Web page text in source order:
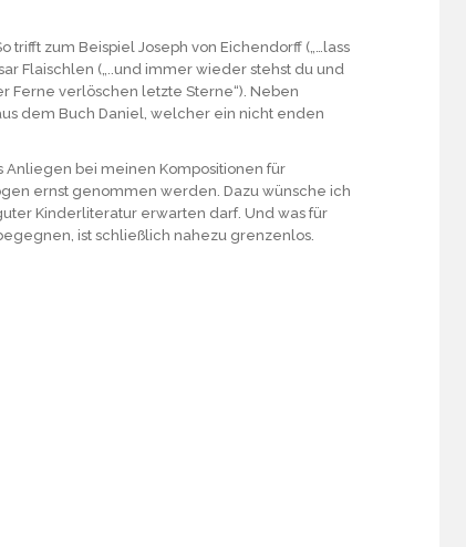
zum Beispiel Joseph von Eichendorff („…lass
Flaischlen („..und immer wieder stehst du und
Ferne verlöschen letzte Sterne“). Neben
dem Buch Daniel, welcher ein nicht enden
Anliegen bei meinen Kompositionen für
ernst genommen werden. Dazu wünsche ich
Kinderliteratur erwarten darf. Und was für
ist schließlich nahezu grenzenlos.